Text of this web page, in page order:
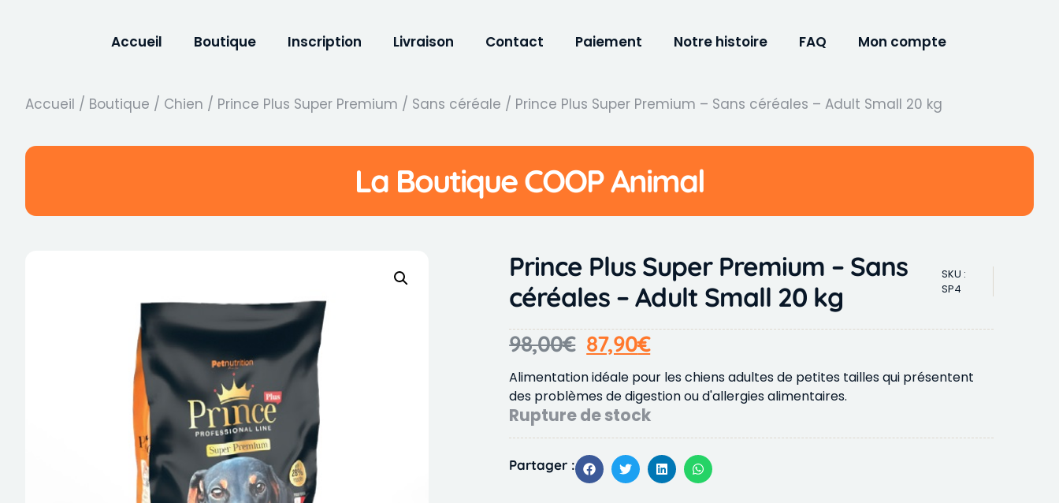
Accueil Boutique Inscription Livraison Contact Paiement Notre histoire FAQ Mon compte
Accueil / Boutique / Chien / Prince Plus Super Premium / Sans céréale / Prince Plus Super Premium – Sans céréales – Adult Small 20 kg
La Boutique COOP Animal
Prince Plus Super Premium – Sans
céréales – Adult Small 20 kg
SKU :
SP4
98,00€ 87,90€
Alimentation idéale pour les chiens adultes de petites tailles qui présentent
des problèmes de digestion ou d'allergies alimentaires.
Rupture de stock
Partager :